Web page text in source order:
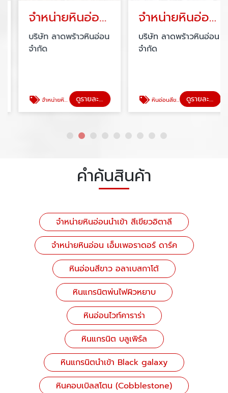
จำหน่ายหินอ่อน เอ็มเพอราดอร์ ดาร์ค
บริษัท ลาดพร้าวหินอ่อน
จำกัด
จำหน่ายหินอ่อน เอ็มเพอราดอร์ ดาร์ค ดูรายละเอียด
จำหน่ายหินอ่อนสีขาว อลาเบสกาโต้
บริษัท ลาดพร้าวหินอ่อน
จำกัด
หินอ่อนสีขาว อลาเบสกาโต้ ดูรายละเอียด
คำค้นสินค้า
จำหน่ายหินอ่อนนำเข้า สีเขียวอิตาลี
จำหน่ายหินอ่อน เอ็มเพอราดอร์ ดาร์ค
หินอ่อนสีขาว อลาเบสกาโต้
หินแกรนิตพ่นไฟผิวหยาบ
หินอ่อนไวท์คาราร่า
หินแกรนิต บลูเพิร์ล
หินแกรนิตนำเข้า Black galaxy
หินคอบเบิลสโตน (Cobblestone)